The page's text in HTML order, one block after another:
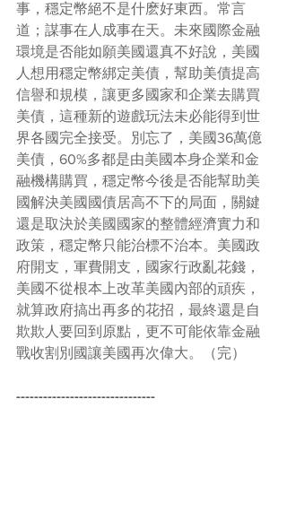
事，穩定幣絕不是什麽好東西。常言
道；謀事在人成事在天。未來國際金融
環境是否能如願美國還真不好說，美國
人想用穩定幣綁定美債，幫助美債提高
信譽和規模，讓更多國家和企業去購買
美債，這種新的遊戲玩法未必能得到世
界各國完全接受。別忘了，美國36萬億
美債，60%多都是由美國本身企業和金
融機構購買，穩定幣今後是否能幫助美
國解決美國國債居高不下的局面，關鍵
還是取決於美國國家的整體經濟實力和
政策，穩定幣只能治標不治本。美國政
府開支，軍費開支，國家行政亂花錢，
美國不從根本上改革美國內部的頑疾，
就算政府搞出再多的花招，最終還是自
欺欺人要回到原點，更不可能依靠金融
戰收割別國讓美國再次偉大。（完）
-------------------------------